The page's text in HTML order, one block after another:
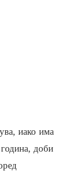
иако има
доби